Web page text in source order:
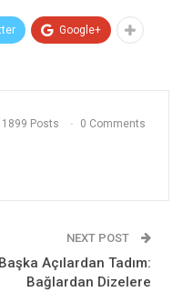
Google+
1899 Posts 0 Comments
NEXT POST
Başka Açılardan Tadım:
Bağlardan Dizelere